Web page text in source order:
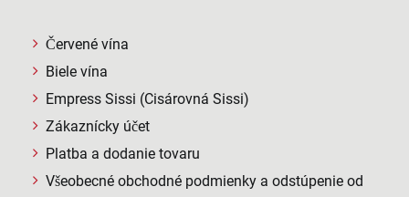
Červené vína
Biele vína
Empress Sissi (Cisárovná Sissi)
Zákaznícky účet
Platba a dodanie tovaru
Všeobecné obchodné podmienky a odstúpenie od